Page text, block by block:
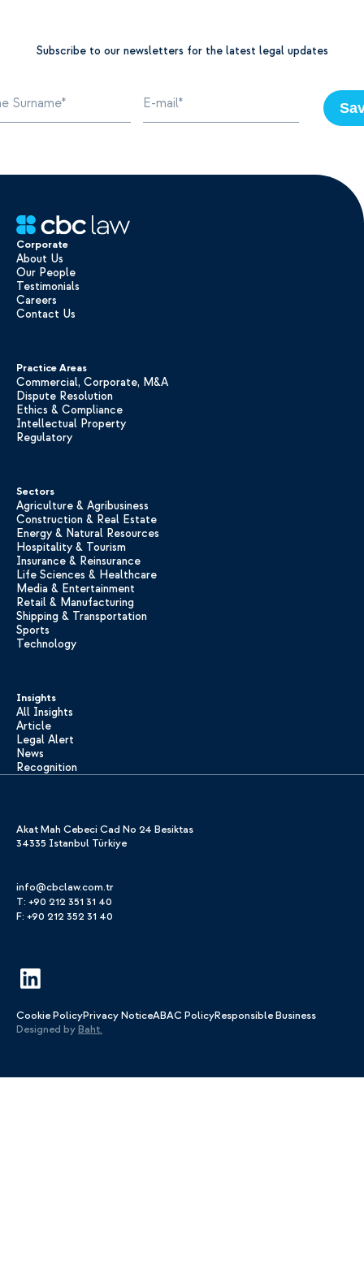
Subscribe to our newsletters for the latest legal updates
Corporate
About Us
Our People
Testimonials
Careers
Contact Us
Practice Areas
Commercial, Corporate, M&A
Dispute Resolution
Ethics & Compliance
Intellectual Property
Regulatory
Sectors
Agriculture & Agribusiness
Construction & Real Estate
Energy & Natural Resources
Hospitality & Tourism
Insurance & Reinsurance
Life Sciences & Healthcare
Media & Entertainment
Retail & Manufacturing
Shipping & Transportation
Sports
Technology
Insights
All Insights
Article
Legal Alert
News
Recognition
Akat Mah Cebeci Cad No 24 Besiktas
34335 Istanbul Türkiye
info@cbclaw.com.tr
T: +90 212 351 31 40
F: +90 212 352 31 40
Cookie PolicyPrivacy NoticeABAC PolicyResponsible Business
Designed byBaht.